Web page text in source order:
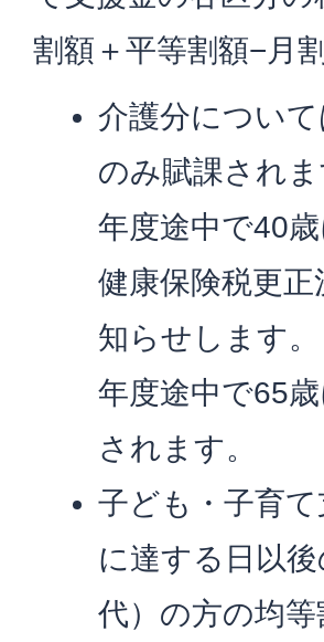
割額＋平等割額−月
介護分につい
のみ賦課されま
年度途中で40
健康保険税更
知らせします。
年度途中で65
されます。
子ども・子育
に達する日以
代）の方の均